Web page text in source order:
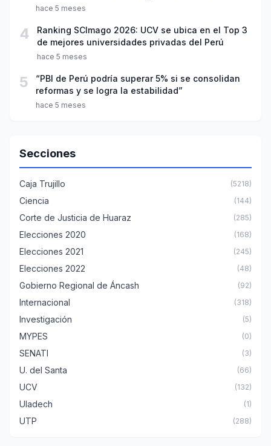
año escolar 2026
hace 5 meses
4
Ranking SCImago 2026: UCV se ubica en el Top 3
de mejores universidades privadas del Perú
hace 5 meses
5
“PBI de Perú podría superar 5% si se consolidan
reformas y se logra la estabilidad”
hace 5 meses
Secciones
Caja Trujillo (5218)
Ciencia (144)
Corte de Justicia de Huaraz (285)
Elecciones 2020 (168)
Elecciones 2021 (245)
Elecciones 2022 (48)
Gobierno Regional de Áncash (92)
Internacional (318)
Investigación (5)
MYPES (0)
SENATI (3)
U. del Santa (66)
UCV (132)
Uladech (1)
UTP (288)